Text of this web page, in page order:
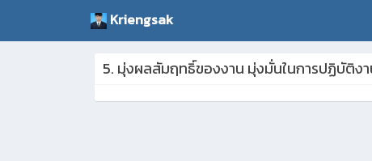
Kriengsak
5. มุ่งผลสัมฤทธิ์ของงาน มุ่งมั่นในการปฏิบัติ